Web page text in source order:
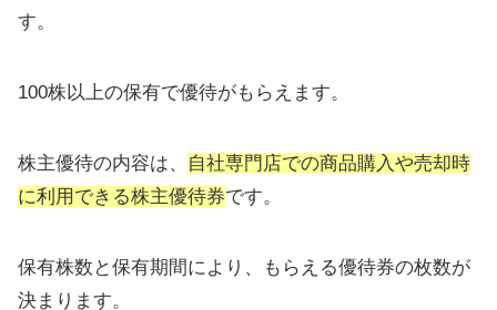
す。
100株以上の保有で優待がもらえます。
株主優待の内容は、
自社専門店での商品購入や売却時
に利用できる株主優待券です。
保有株数と保有期間により、もらえる優待券の枚数が
決まります。